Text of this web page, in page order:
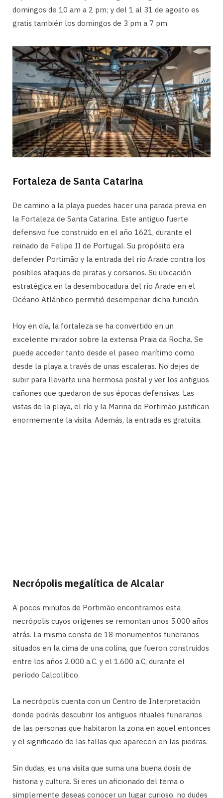
domingos de 10 am a 2 pm; y del 1 al 31 de agosto es
gratis también los domingos de 3 pm a 7 pm.
Fortaleza de Santa Catarina
De camino a la playa puedes hacer una parada previa en
la Fortaleza de Santa Catarina. Este antiguo fuerte
defensivo fue construido en el año 1621, durante el
reinado de Felipe II de Portugal. Su propósito era
defender Portimão y la entrada del río Arade contra los
posibles ataques de piratas y corsarios. Su ubicación
estratégica en la desembocadura del río Arade en el
Océano Atlántico permitió desempeñar dicha función.
Hoy en día, la fortaleza se ha convertido en un
excelente mirador sobre la extensa Praia da Rocha. Se
puede acceder tanto desde el paseo marítimo como
desde la playa a través de unas escaleras. No dejes de
subir para llevarte una hermosa postal y ver los antiguos
cañones que quedaron de sus épocas defensivas. Las
vistas de la playa, el río y la Marina de Portimão justifican
enormemente la visita. Además, la entrada es gratuita.
Necrópolis megalítica de Alcalar
A pocos minutos de Portimão encontramos esta
necrópolis cuyos orígenes se remontan unos 5.000 años
atrás. La misma consta de 18 monumentos funerarios
situados en la cima de una colina, que fueron construidos
entre los años 2.000 a.C. y el 1.600 a.C, durante el
período Calcolítico.
La necrópolis cuenta con un Centro de Interpretación
donde podrás descubrir los antiguos rituales funerarios
de las personas que habitaron la zona en aquel entonces
y el significado de las tallas que aparecen en las piedras.
Sin dudas, es una visita que suma una buena dosis de
historia y cultura. Si eres un aficionado del tema o
simplemente deseas conocer un lugar curioso, no dudes